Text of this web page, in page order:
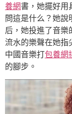
養網書，她擺好用
問這是什么？她說
后，她投進了音樂
流水的樂聲在她指
中國音樂打包養網
的腳步。